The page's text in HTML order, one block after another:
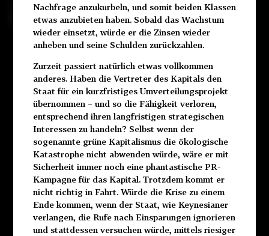
Nachfrage anzukurbeln, und somit beiden Klassen
etwas anzubieten haben. Sobald das Wachstum
wieder einsetzt, würde er die Zinsen wieder
anheben und seine Schulden zurückzahlen.
Zurzeit passiert natürlich etwas vollkommen
anderes. Haben die Vertreter des Kapitals den
Staat für ein kurzfristiges Umverteilungsprojekt
übernommen – und so die Fähigkeit verloren,
entsprechend ihren langfristigen strategischen
Interessen zu handeln? Selbst wenn der
sogenannte grüne Kapitalismus die ökologische
Katastrophe nicht abwenden würde, wäre er mit
Sicherheit immer noch eine phantastische PR-
Kampagne für das Kapital. Trotzdem kommt er
nicht richtig in Fahrt. Würde die Krise zu einem
Ende kommen, wenn der Staat, wie Keynesianer
verlangen, die Rufe nach Einsparungen ignorieren
und stattdessen versuchen würde, mittels riesiger